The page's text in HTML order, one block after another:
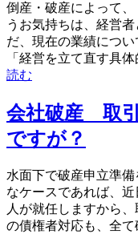
倒産・破産によって
うお気持ちは、経営
だ、現在の業績につい
「経営を立て直す具
読む
会社破産 取
ですが？
水面下で破産申立準
なケースであれば、
人が就任しますから
の債権者対応も、全